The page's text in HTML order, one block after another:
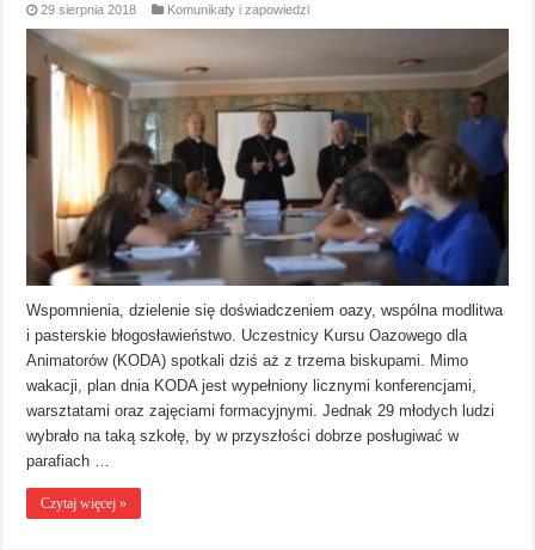
29 sierpnia 2018 Komunikaty i zapowiedzi
Wspomnienia, dzielenie się doświadczeniem oazy, wspólna modlitwa
i pasterskie błogosławieństwo. Uczestnicy Kursu Oazowego dla
Animatorów (KODA) spotkali dziś aż z trzema biskupami. Mimo
wakacji, plan dnia KODA jest wypełniony licznymi konferencjami,
warsztatami oraz zajęciami formacyjnymi. Jednak 29 młodych ludzi
wybrało na taką szkołę, by w przyszłości dobrze posługiwać w
parafiach …
Czytaj więcej »